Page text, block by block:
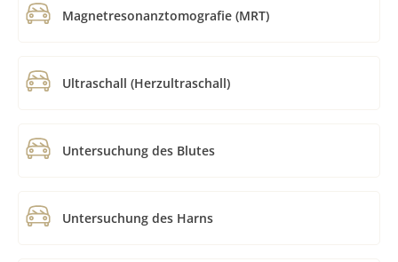
Magnetresonanztomografie (MRT)
Ultraschall (Herzultraschall)
Untersuchung des Blutes
Untersuchung des Harns